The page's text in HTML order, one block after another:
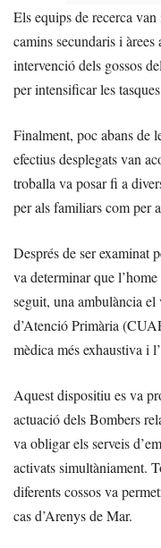
Els equips de recerca
camins secundaris i
intervenció dels gossos
per intensificar les
Finalment, poc abans de
efectius desplegats van
troballa va posar fi a
per als familiars com per
Després de ser examinat
va determinar que
seguit, una ambulància
d’Atenció Primària
mèdica més exhaustiva i
Aquest dispositiu es va
actuació dels Bombers
va obligar els serveis
activats simultàniament.
diferents cossos va
cas d’Arenys de Mar.